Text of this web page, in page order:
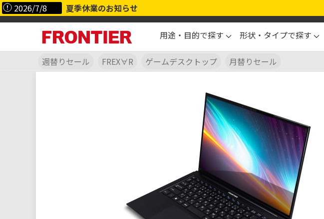
2026/7/8 夏季休業のお知らせ
用途・目的で探す 形状・タイプで探す
週替りセール FREX∀R ゲームデスクトップ 月替りセール